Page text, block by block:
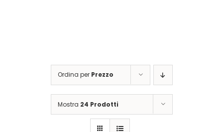
Ordina per Prezzo
Mostra 24 Prodotti